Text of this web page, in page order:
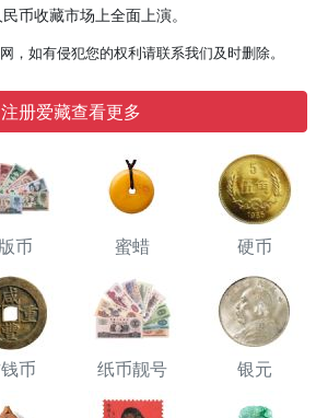
币收藏市场上全面上演。
，如有侵犯您的权利请联系我们及时删除。
注册爱藏查看更多
币 蜜蜡 硬币
币 纸币靓号 银元